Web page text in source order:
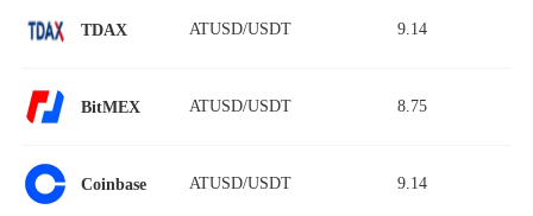
TDAX ATUSD/USDT 9.14
BitMEX ATUSD/USDT 8.75
Coinbase ATUSD/USDT 9.14